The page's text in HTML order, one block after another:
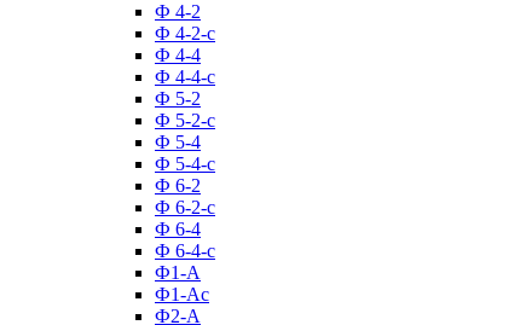
Ф 4-2
Ф 4-2-с
Ф 4-4
Ф 4-4-с
Ф 5-2
Ф 5-2-с
Ф 5-4
Ф 5-4-с
Ф 6-2
Ф 6-2-с
Ф 6-4
Ф 6-4-с
Ф1-А
Ф1-Ас
Ф2-А